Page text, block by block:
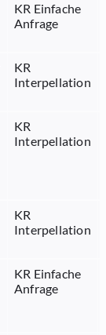
KR Einfache
Anfrage
KR
Interpellation
KR
Interpellation
KR
Interpellation
KR Einfache
Anfrage